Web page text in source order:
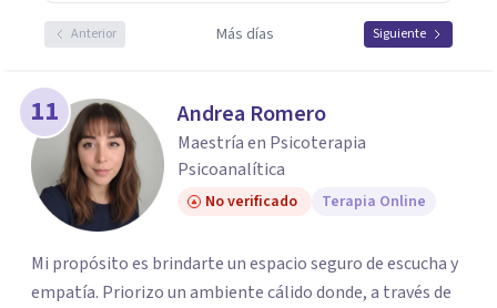
Anterior Más días Siguiente
11 Andrea Romero
Maestría en Psicoterapia
Psicoanalítica
No verificado Terapia Online
Mi propósito es brindarte un espacio seguro de escucha y
empatía. Priorizo un ambiente cálido donde, a través de